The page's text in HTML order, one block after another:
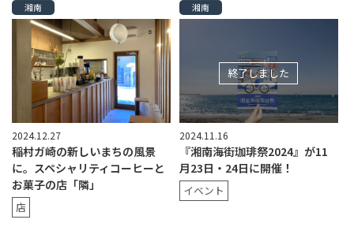
湘南
2024.12.27
稲村ガ崎の新しいまちの風景
に。スペシャリティコーヒーと
お菓子の店「隣」
店
湘南
終了しました
2024.11.16
『湘南海街珈琲祭2024』が11
月23日・24日に開催！
イベント